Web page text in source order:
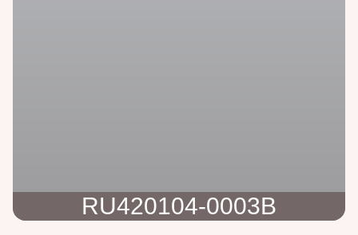
RU420104-0003B